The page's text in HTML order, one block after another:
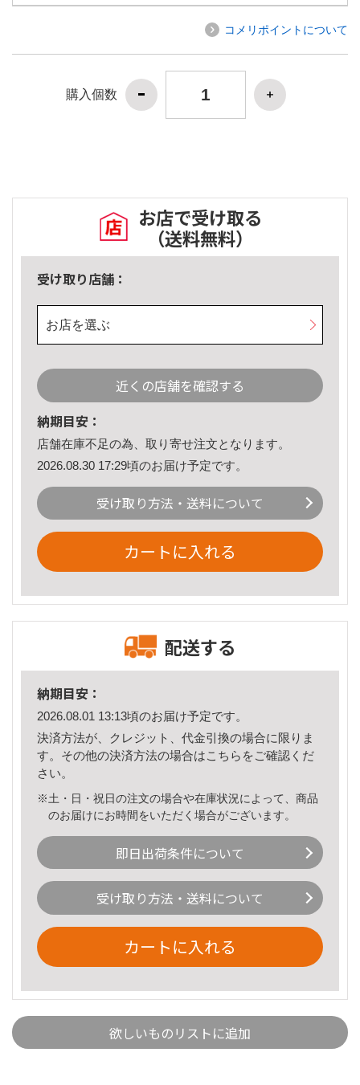
コメリポイントについて
購入個数
お店で受け取る
（送料無料）
受け取り店舗：
お店を選ぶ
近くの店舗を確認する
納期目安：
店舗在庫不足の為、取り寄せ注文となります。
2026.08.30 17:29頃のお届け予定です。
受け取り方法・送料について
カートに入れる
配送する
納期目安：
2026.08.01 13:13頃のお届け予定です。
決済方法が、クレジット、代金引換の場合に限りま
す。その他の決済方法の場合はこちら をご確認くだ
さい。
※土・日・祝日の注文の場合や在庫状況によって、商品
のお届けにお時間をいただく場合がございます。
即日出荷条件について
受け取り方法・送料について
カートに入れる
欲しいものリストに追加